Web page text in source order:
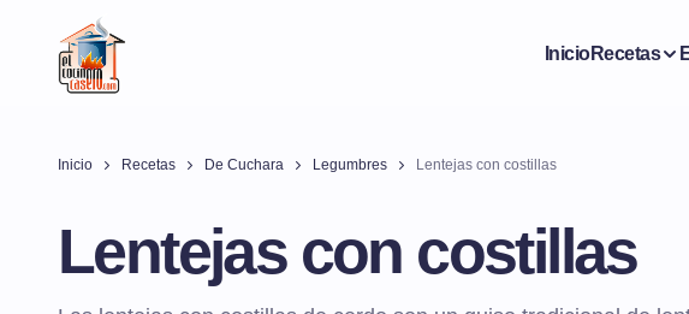
InicioRecetas
Inicio Recetas De Cuchara Legumbres Lentejas con costillas
Lentejas con costillas